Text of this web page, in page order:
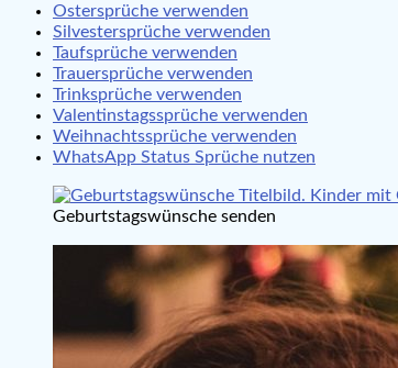
Ostersprüche verwenden
Silvestersprüche verwenden
Taufsprüche verwenden
Trauersprüche verwenden
Trinksprüche verwenden
Valentinstagssprüche verwenden
Weihnachtssprüche verwenden
WhatsApp Status Sprüche nutzen
Geburtstagswünsche senden